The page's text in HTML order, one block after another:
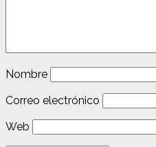
Nombre
Correo electrónico
Web